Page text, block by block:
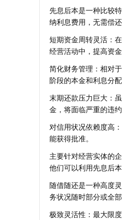
先息后本是一种比较
纳利息费用，无需偿
短期资金周转灵活：
经营活动中，提高资
简化财务管理：相对
阶段的本金和利息分配
末期还款压力巨大：
金，将面临严重的违约
对信用状况依赖度高
能获得批准。
主要针对经营实体的
他们可以利用先息后
随借随还是一种高度
务状况随时部分或全
极致灵活性：最大限